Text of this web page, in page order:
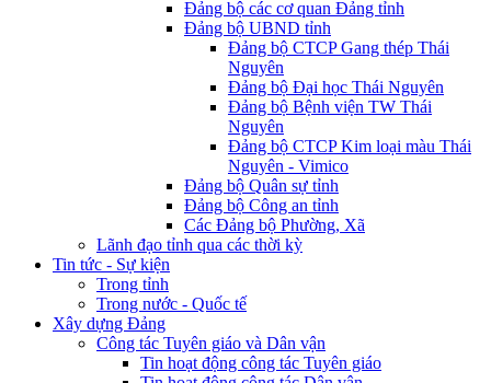
Đảng bộ các cơ quan Đảng tỉnh
Đảng bộ UBND tỉnh
Đảng bộ CTCP Gang thép Thái
Nguyên
Đảng bộ Đại học Thái Nguyên
Đảng bộ Bệnh viện TW Thái
Nguyên
Đảng bộ CTCP Kim loại màu Thái
Nguyên - Vimico
Đảng bộ Quân sự tỉnh
Đảng bộ Công an tỉnh
Các Đảng bộ Phường, Xã
Lãnh đạo tỉnh qua các thời kỳ
Tin tức - Sự kiện
Trong tỉnh
Trong nước - Quốc tế
Xây dựng Đảng
Công tác Tuyên giáo và Dân vận
Tin hoạt động công tác Tuyên giáo